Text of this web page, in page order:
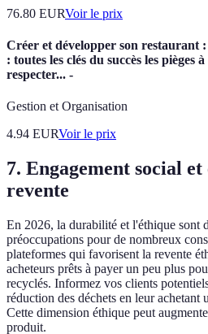
76.80 EURVoir le prix
Créer et développer son restaurant
: toutes les clés du succès les pièges
respecter... -
Gestion et Organisation
4.94 EURVoir le prix
7. Engagement social
revente
En 2026, la durabilité et l'éthique sont
préoccupations pour de nombreux
plateformes qui favorisent la revente
acheteurs prêts à payer un peu plus
recyclés. Informez vos clients
réduction des déchets en leur achetant
Cette dimension éthique peut
produit.